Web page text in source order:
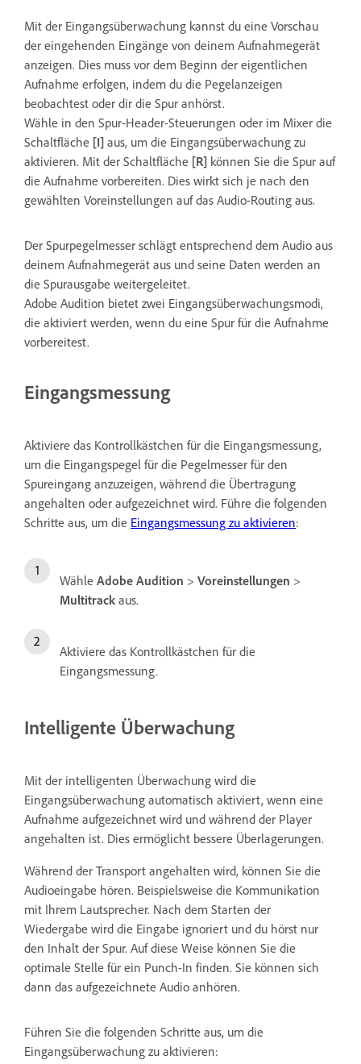
Mit der Eingangsüberwachung kannst du eine Vorschau
der eingehenden Eingänge von deinem Aufnahmegerät
anzeigen. Dies muss vor dem Beginn der eigentlichen
Aufnahme erfolgen, indem du die Pegelanzeigen
beobachtest oder dir die Spur anhörst.
Wähle in den Spur-Header-Steuerungen oder im Mixer die
Schaltfläche [I] aus, um die Eingangsüberwachung zu
aktivieren. Mit der Schaltfläche [R] können Sie die Spur auf
die Aufnahme vorbereiten. Dies wirkt sich je nach den
gewählten Voreinstellungen auf das Audio-Routing aus.
Der Spurpegelmesser schlägt entsprechend dem Audio aus
deinem Aufnahmegerät aus und seine Daten werden an
die Spurausgabe weitergeleitet.
Adobe Audition bietet zwei Eingangsüberwachungsmodi,
die aktiviert werden, wenn du eine Spur für die Aufnahme
vorbereitest.
Eingangsmessung
Aktiviere das Kontrollkästchen für die Eingangsmessung,
um die Eingangspegel für die Pegelmesser für den
Spureingang anzuzeigen, während die Übertragung
angehalten oder aufgezeichnet wird. Führe die folgenden
Schritte aus, um die Eingangsmessung zu aktivieren:
Wähle Adobe Audition > Voreinstellungen >
Multitrack aus.
Aktiviere das Kontrollkästchen für die
Eingangsmessung.
Intelligente Überwachung
Mit der intelligenten Überwachung wird die
Eingangsüberwachung automatisch aktiviert, wenn eine
Aufnahme aufgezeichnet wird und während der Player
angehalten ist. Dies ermöglicht bessere Überlagerungen.
Während der Transport angehalten wird, können Sie die
Audioeingabe hören. Beispielsweise die Kommunikation
mit Ihrem Lautsprecher. Nach dem Starten der
Wiedergabe wird die Eingabe ignoriert und du hörst nur
den Inhalt der Spur. Auf diese Weise können Sie die
optimale Stelle für ein Punch-In finden. Sie können sich
dann das aufgezeichnete Audio anhören.
Führen Sie die folgenden Schritte aus, um die
Eingangsüberwachung zu aktivieren: